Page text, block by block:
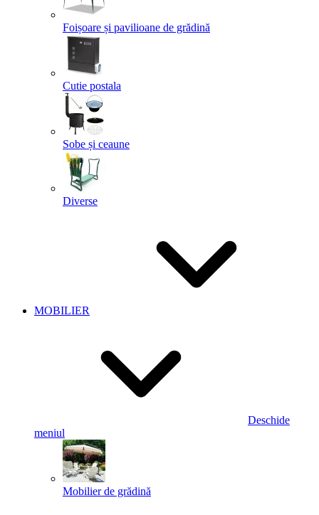
Foișoare și pavilioane de grădină
Cutie postala
Sobe și ceaune
Diverse
MOBILIER
Deschide
meniul
Mobilier de grădină